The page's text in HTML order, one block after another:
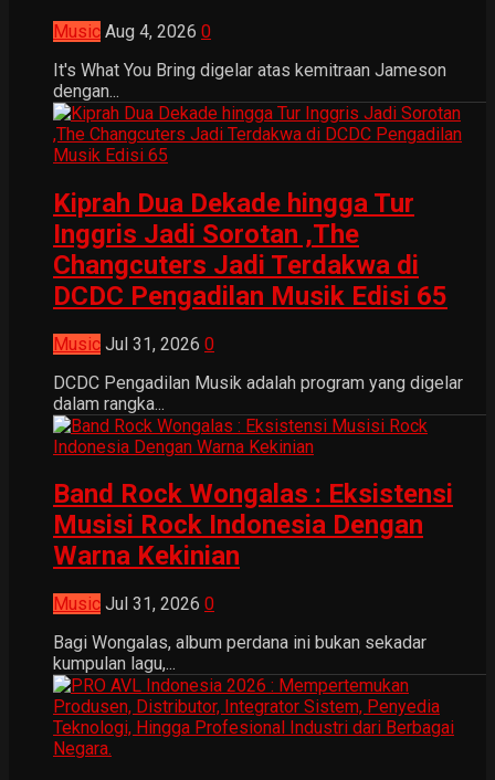
Music Aug 4, 2026 0
It's What You Bring digelar atas kemitraan Jameson
dengan...
Kiprah Dua Dekade hingga Tur
Inggris Jadi Sorotan ,The
Changcuters Jadi Terdakwa di
DCDC Pengadilan Musik Edisi 65
Music Jul 31, 2026 0
DCDC Pengadilan Musik adalah program yang digelar
dalam rangka...
Band Rock Wongalas : Eksistensi
Musisi Rock Indonesia Dengan
Warna Kekinian
Music Jul 31, 2026 0
Bagi Wongalas, album perdana ini bukan sekadar
kumpulan lagu,...